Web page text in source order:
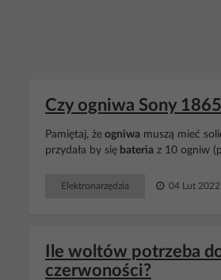
Czy ogniwa Sony
Pamiętaj, że ogniwa muszą mieć
przydała by się bateria z 10 ogniw
Elektronarzędzia 04 Lut
Ile woltów potrzeba
czerwoności?